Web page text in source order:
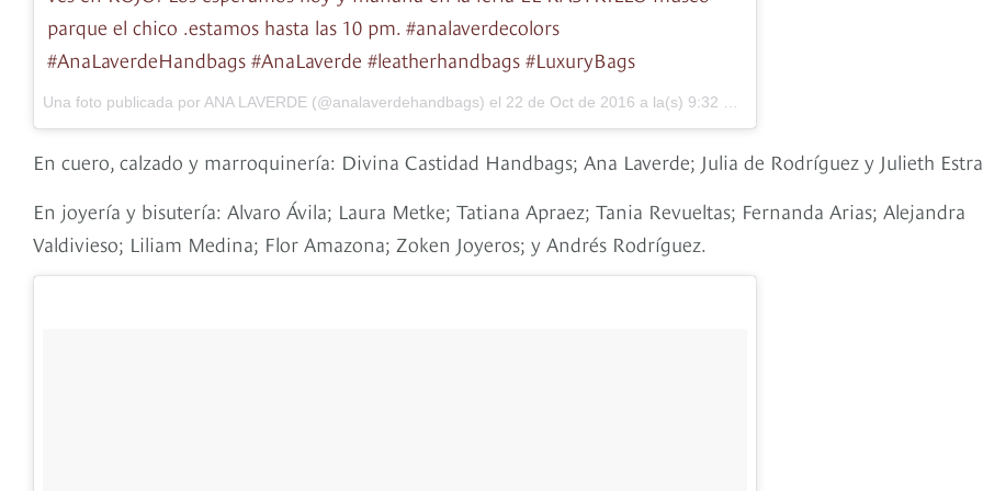
parque el chico .estamos hasta las 10 pm. #analaverdecolors
#AnaLaverdeHandbags #AnaLaverde #leatherhandbags #LuxuryBags
Una foto publicada por ANA LAVERDE (@analaverdehandbags) el 22 de Oct de 2016 a la(s) 9:32 PDT
En cuero, calzado y marroquinería: Divina Castidad Handbags; Ana Laverde; Julia de Rodríguez y Julieth
En joyería y bisutería: Alvaro Ávila; Laura Metke; Tatiana Apraez; Tania Revueltas; Fernanda Arias; Alejandra
Valdivieso; Liliam Medina; Flor Amazona; Zoken Joyeros; y Andrés Rodríguez.